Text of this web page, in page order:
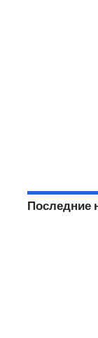
Последние